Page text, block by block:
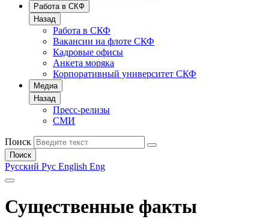
Работа в СКФ
Назад
Работа в СКФ
Вакансии на флоте СКФ
Кадровые офисы
Анкета моряка
Корпоративный университет СКФ
Медиа
Назад
Пресс-релизы
СМИ
Поиск
Поиск
Русский Рус English Eng
Существенные факты